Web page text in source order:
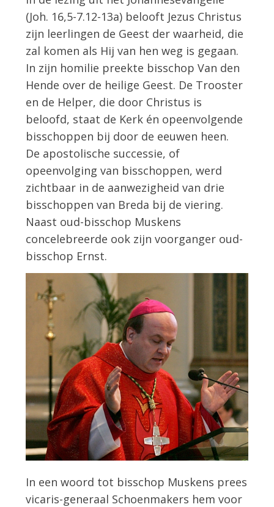
(Joh. 16,5-7.12-13a) belooft Jezus Christus
zijn leerlingen de Geest der waarheid, die
zal komen als Hij van hen weg is gegaan.
In zijn homilie preekte bisschop Van den
Hende over de heilige Geest. De Trooster
en de Helper, die door Christus is
beloofd, staat de Kerk én opeenvolgende
bisschoppen bij door de eeuwen heen.
De apostolische successie, of
opeenvolging van bisschoppen, werd
zichtbaar in de aanwezigheid van drie
bisschoppen van Breda bij de viering.
Naast oud-bisschop Muskens
concelebreerde ook zijn voorganger oud-
bisschop Ernst.
In een woord tot bisschop Muskens prees
vicaris-generaal Schoenmakers hem voor